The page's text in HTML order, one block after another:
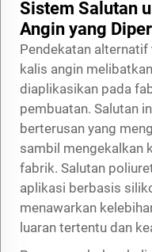
Sistem Salutan
Angin yang
Pendekatan
kalis angin
diaplikasikan pada
pembuatan. Salutan
berterusan yang
sambil mengekalkan
fabrik. Salutan
aplikasi berbasis
menawarkan
luaran tertentu dan